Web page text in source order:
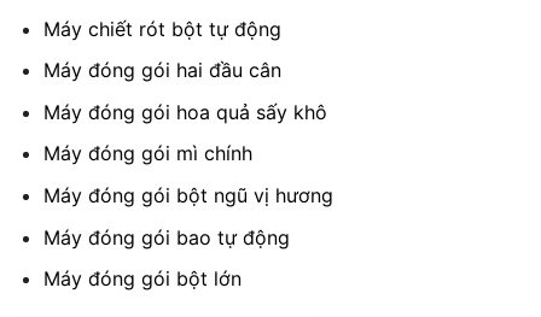
Máy chiết rót bột tự động
Máy đóng gói hai đầu cân
Máy đóng gói hoa quả sấy khô
Máy đóng gói mì chính
Máy đóng gói bột ngũ vị hương
Máy đóng gói bao tự động
Máy đóng gói bột lớn